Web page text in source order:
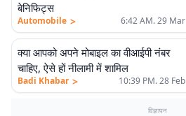
बेनिफिट्स
Automobile > 6:42 AM. 29 Mar
क्या आपको अपने मोबाइल का वीआईपी नंबर
चाहिए, ऐसे हों नीलामी में शामिल
Badi Khabar > 10:39 PM. 28 Feb
विज्ञापन